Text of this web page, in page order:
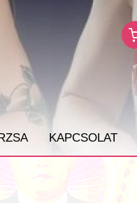
KAPCSOLAT